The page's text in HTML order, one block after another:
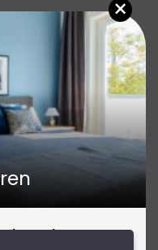
×
Tipps